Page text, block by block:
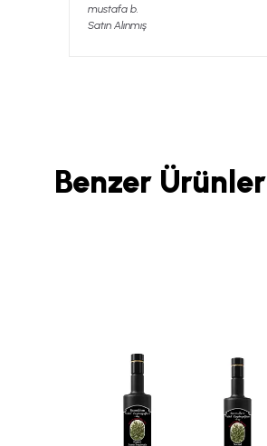
mustafa b.
Satın Alınmış
Benzer Ürünler